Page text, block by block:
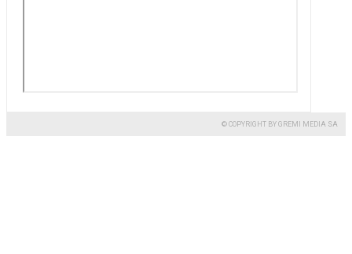
© COPYRIGHT BY GREMI MEDIA SA